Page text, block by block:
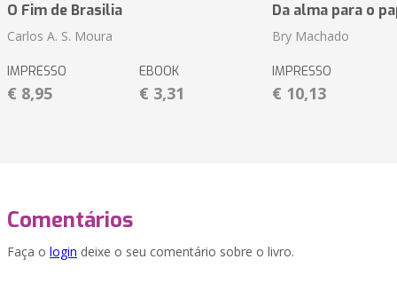
O Fim de Brasilia
Carlos A. S. Moura
IMPRESSO
€ 8,95
EBOOK
€ 3,31
Da alma para o
Bry Machado
IMPRESSO
€ 10,13
Comentários
Faça o login deixe o seu comentário sobre o livro.